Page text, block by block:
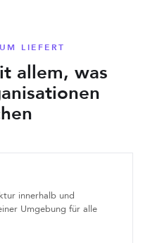
LIEFERT
allem, was
innerhalb und
Umgebung für alle